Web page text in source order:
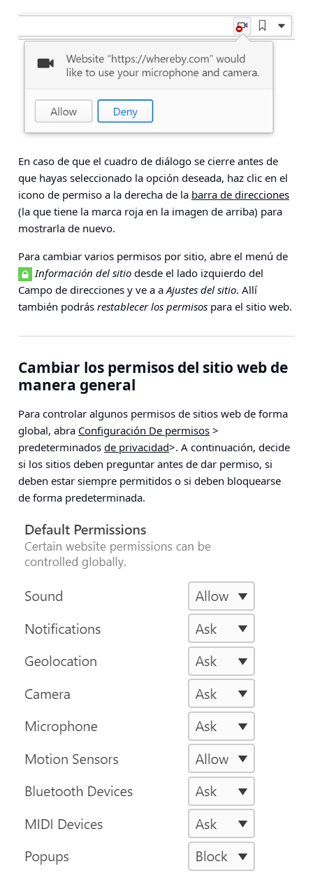
En caso de que el cuadro de diálogo se cierre antes de
que hayas seleccionado la opción deseada, haz clic en el
icono de permiso a la derecha de la barra de direcciones
(la que tiene la marca roja en la imagen de arriba) para
mostrarla de nuevo.
Para cambiar varios permisos por sitio, abre el menú de
Información del sitio desde el lado izquierdo del
Campo de direcciones y ve a aAjustes del sitio. Allí
también podrás restablecer los permisos para el sitio web.
Cambiar los permisos del sitio web de
manera general
Para controlar algunos permisos de sitios web de forma
global, abra Configuración De permisos >
predeterminados de privacidad>. A continuación, decide
si los sitios deben preguntar antes de dar permiso, si
deben estar siempre permitidos o si deben bloquearse
de forma predeterminada.